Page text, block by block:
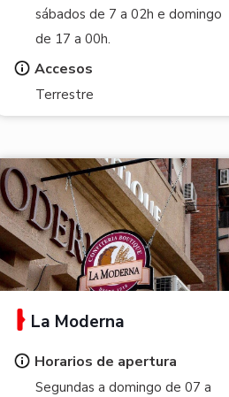
sábados de 7 a 02h e domingo
de 17 a 00h.
Accesos
Terrestre
La Moderna
Horarios de apertura
Segundas a domingo de 07 a